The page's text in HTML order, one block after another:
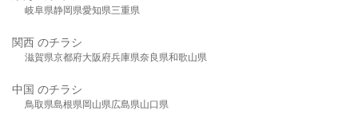
岐阜県静岡県愛知県三重県
関西 のチラシ
滋賀県京都府大阪府兵庫県奈良県和歌山県
中国 のチラシ
鳥取県島根県岡山県広島県山口県